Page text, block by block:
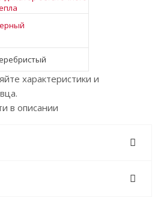
характеристики и
в описании